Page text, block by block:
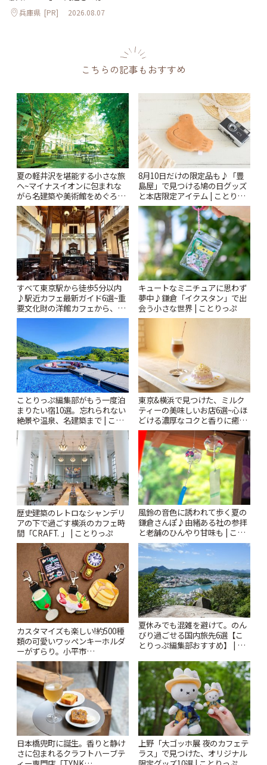
兵庫県 [PR] 2026.08.07
こちらの記事もおすすめ
夏の軽井沢を堪能する小さな旅
へ~マイナスイオンに包まれな
がら名建築や美術館をめぐろう
~ | ことりっぷ
8月10日だけの限定品も♪「豊
島屋」で見つける鳩の日グッズ
と本店限定アイテム | ことりっ
ぷ
すべて東京駅から徒歩5分以内
♪駅近カフェ最新ガイド6選~重
要文化財の洋館カフェから、改
札すぐのレトロ喫茶まで~ | こと
キュートなミニチュアに思わず
夢中♪鎌倉「イクスタン」で出
会う小さな世界 | ことりっぷ
ことりっぷ編集部がもう一度泊
まりたい宿10選。忘れられない
絶景や温泉、名建築まで | こと
りっぷ
東京&横浜で見つけた、ミルク
ティーの美味しいお店6選~心ほ
どける濃厚なコクと香りに癒や
されるティータイム~ | ことりっ
ぷ
歴史建築のレトロなシャンデリ
アの下で過ごす横浜のカフェ時
間「CRAFT. 」 | ことりっぷ
風鈴の音色に誘われて歩く夏の
鎌倉さんぽ♪由緒ある社の参拝
と老舗のひんやり甘味も | こと
りっぷ
カスタマイズも楽しい!約500種
類の可愛いワッペンキーホルダ
ーがずらり。小平市
「Kimamaya T&K」 | ことりっ
ぷ
夏休みでも混雑を避けて。のん
びり過ごせる国内旅先6選【こ
とりっぷ編集部おすすめ】 | こ
日本橋兜町に誕生。香りと静け
さに包まれるクラフトハーブテ
上野「大ゴッホ展 夜のカフェテ
ラス」で見つけた、オリジナル